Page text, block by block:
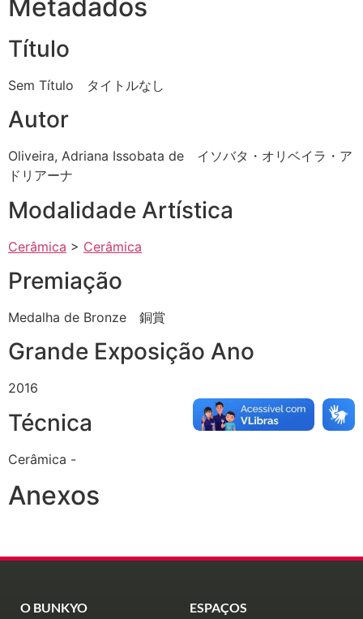
Metadados
Título
Sem Título タイトルなし
Autor
Oliveira, Adriana Issobata de イソバタ・オリベイラ・ア
ドリアーナ
Modalidade Artística
Cerâmica > Cerâmica
Premiação
Medalha de Bronze 銅賞
Grande Exposição Ano
2016
Técnica
Cerâmica -
Anexos
O BUNKYO ESPAÇOS